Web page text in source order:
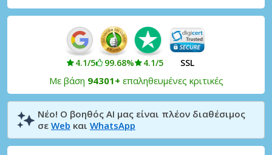
4.1/5 99.68% 4.1/5 SSL
Με βάση 94301+ επαληθευμένες κριτικές
Νέο! Ο βοηθός AI μας είναι πλέον διαθέσιμος
σε Web και WhatsApp